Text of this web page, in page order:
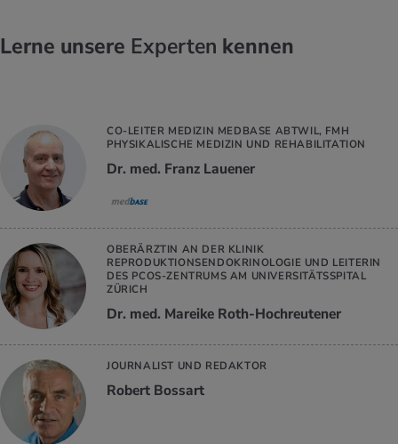
Personal Health Coaching
Personal Health Coaching
Lerne unsere Experten kennen
CO-LEITER MEDIZIN MEDBASE ABTWIL, FMH
PHYSIKALISCHE MEDIZIN UND REHABILITATION
Dr. med. Franz Lauener
OBERÄRZTIN AN DER KLINIK
REPRODUKTIONSENDOKRINOLOGIE UND LEITERIN
DES PCOS-ZENTRUMS AM UNIVERSITÄTSSPITAL
ZÜRICH
Dr. med. Mareike Roth-Hochreutener
JOURNALIST UND REDAKTOR
Robert Bossart